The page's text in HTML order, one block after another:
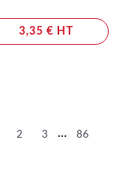
3,35 € HT
2 3 ... 86